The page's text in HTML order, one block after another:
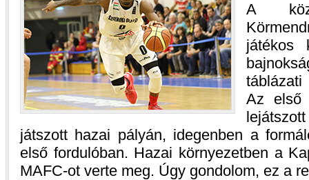
A
játékos
Az első
játszott hazai pályán, idegenben a
első fordulóban. Hazai környezetben a
MAFC-ot verte meg. Úgy gondolom, ez a